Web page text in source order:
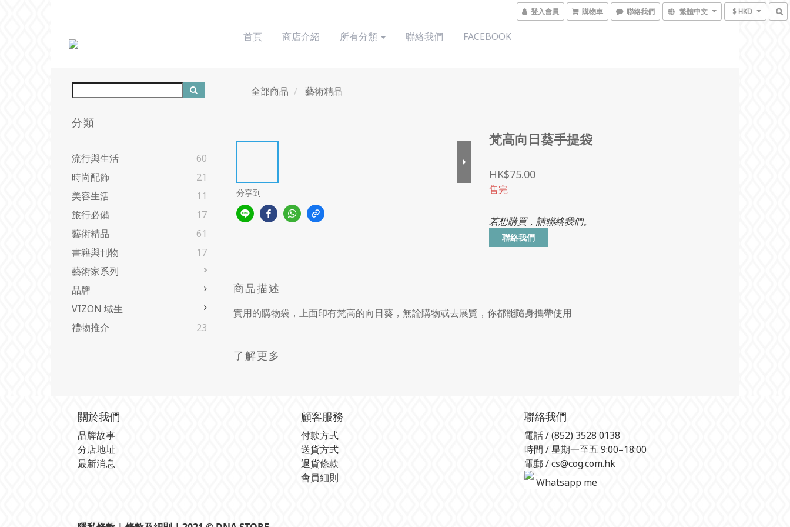
登入會員 購物車 聯絡我們 繁體中文 $ HKD
首頁 商店介紹 所有分類 聯絡我們 FACEBOOK
分類
流行與生活
60
時尚配飾
21
美容生活
11
旅行必備
17
藝術精品
61
書籍與刊物
17
藝術家系列
品牌
VIZON 域生
禮物推介
23
全部商品 藝術精品
分享到
梵高向日葵手提袋
HK$75.00
售完
若想購買，請聯絡我們。
聯絡我們
商品描述
實用的購物袋，上面印有梵高的向日葵，無論購物或去展覽，你都能隨身攜帶使用
了解更多
關於我們
品牌故事
分店地址
最新消息
顧客服務
付款方式
送貨方式
退貨條款
會員細則
聯絡我們
電話 / (852) 3528 0138
時間 / 星期一至五 9:00–18:00
電郵 / cs@cog.com.hk
Whatsapp me